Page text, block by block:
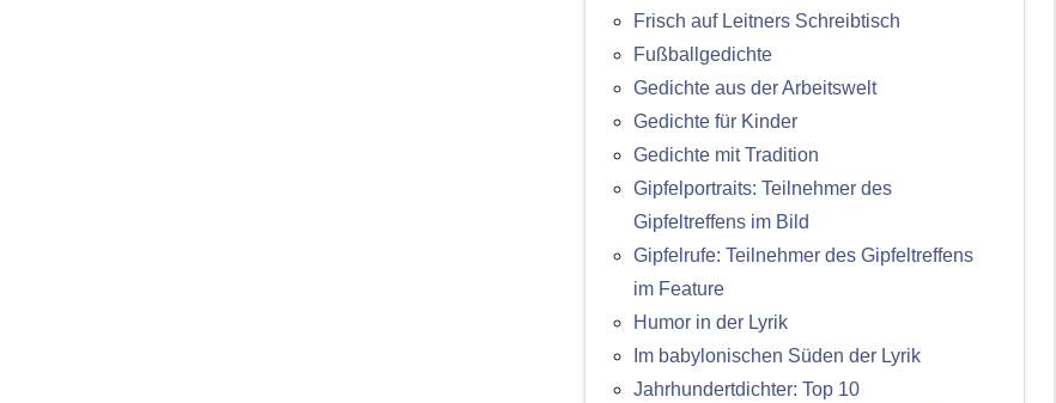
Frisch auf Leitners Schreibtisch
Fußballgedichte
Gedichte aus der Arbeitswelt
Gedichte für Kinder
Gedichte mit Tradition
Gipfelportraits: Teilnehmer des
Gipfeltreffens im Bild
Gipfelrufe: Teilnehmer des Gipfeltreffens
im Feature
Humor in der Lyrik
Im babylonischen Süden der Lyrik
Jahrhundertdichter: Top 10